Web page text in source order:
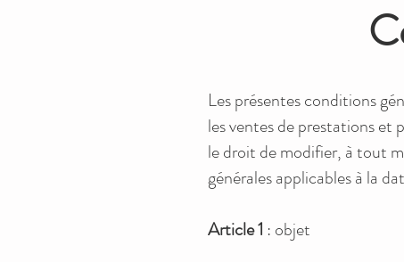
Les présentes conditions
les ventes de prestations
le droit de modifier, à tout
générales applicables à la
Article 1 : objet